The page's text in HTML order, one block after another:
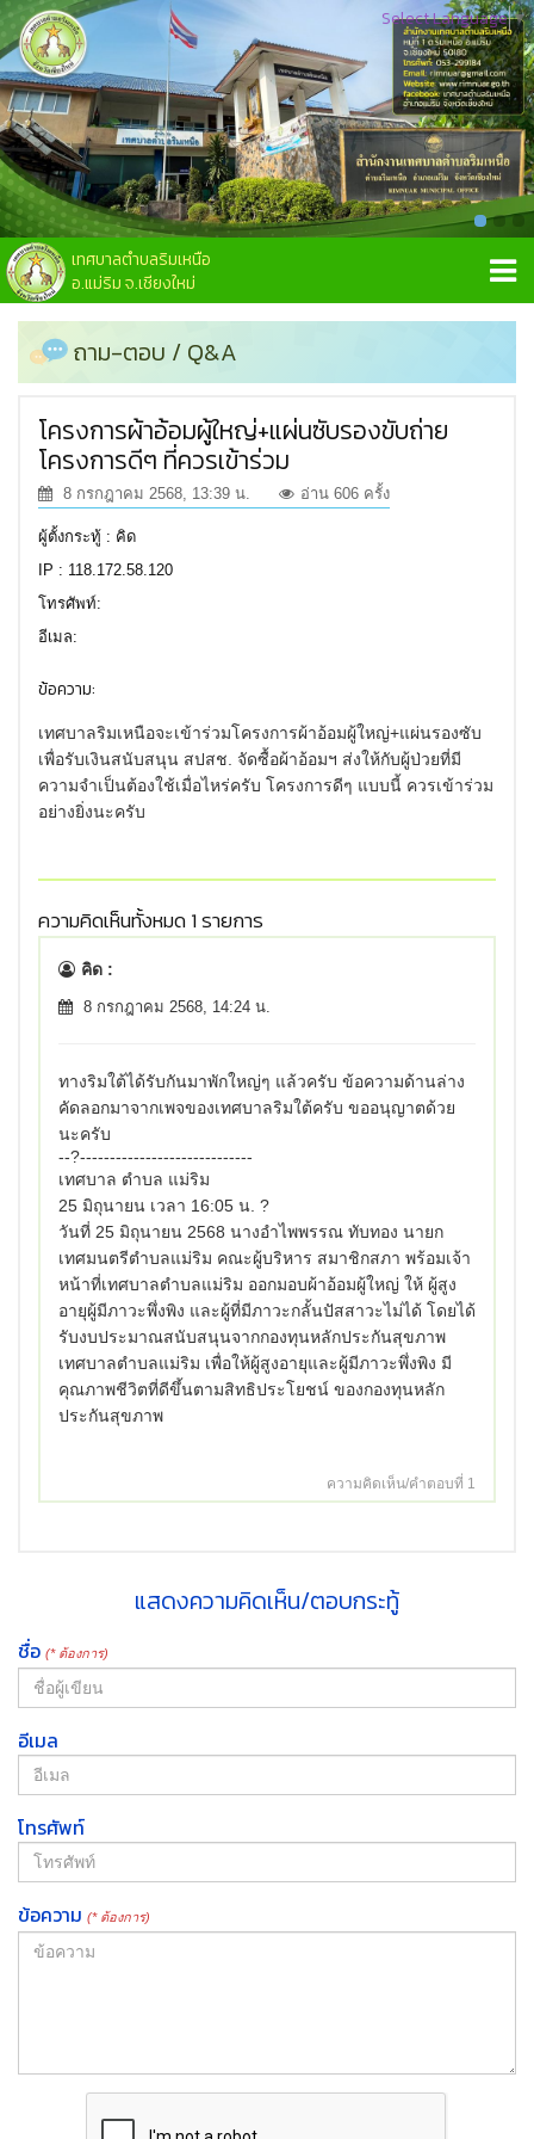
เทศบาลตำบลริมเหนือ
อ.แม่ริม จ.เชียงใหม่
Select Language▼
ถาม-ตอบ / Q&A
โครงการผ้าอ้อมผู้ใหญ่+แผ่นซับรองขับถ่าย
โครงการดีๆ ที่ควรเข้าร่วม
8 กรกฎาคม 2568, 13:39 น. อ่าน 606 ครั้ง
ผู้ตั้งกระทู้ : คิด
IP : 118.172.58.120
โทรศัพท์:
อีเมล:
ข้อความ:
เทศบาลริมเหนือจะเข้าร่วมโครงการผ้าอ้อมผู้ใหญ่+แผ่นรองซับ
เพื่อรับเงินสนับสนุน สปสช. จัดซื้อผ้าอ้อมฯ ส่งให้กับผู้ป่วยที่มี
ความจำเป็นต้องใช้เมื่อไหร่ครับ โครงการดีๆ แบบนี้ ควรเข้าร่วม
อย่างยิ่งนะครับ
ความคิดเห็นทั้งหมด 1 รายการ
คิด :
8 กรกฎาคม 2568, 14:24 น.
ทางริมใต้ได้รับกันมาพักใหญ่ๆ แล้วครับ ข้อความด้านล่าง
คัดลอกมาจากเพจของเทศบาลริมใต้ครับ ขออนุญาตด้วย
นะครับ
--?-----------------------------
เทศบาล ตำบล แม่ริม
25 มิถุนายน เวลา 16:05 น. ?
วันที่ 25 มิถุนายน 2568 นางอำไพพรรณ ทับทอง นายก
เทศมนตรีตำบลแม่ริม คณะผู้บริหาร สมาชิกสภา พร้อมเจ้า
หน้าที่เทศบาลตำบลแม่ริม ออกมอบผ้าอ้อมผู้ใหญ่ ให้ ผู้สูง
อายุผู้มีภาวะพึ่งพิง และผู้ที่มีภาวะกลั้นปัสสาวะไม่ได้ โดยได้
รับงบประมาณสนับสนุนจากกองทุนหลักประกันสุขภาพ
เทศบาลตำบลแม่ริม เพื่อให้ผู้สูงอายุและผู้มีภาวะพึ่งพิง มี
คุณภาพชีวิตที่ดีขึ้นตามสิทธิประโยชน์ ของกองทุนหลัก
ประกันสุขภาพ
ความคิดเห็น/คำตอบที่ 1
แสดงความคิดเห็น/ตอบกระทู้
ชื่อ (* ต้องการ)
อีเมล
โทรศัพท์
ข้อความ (* ต้องการ)